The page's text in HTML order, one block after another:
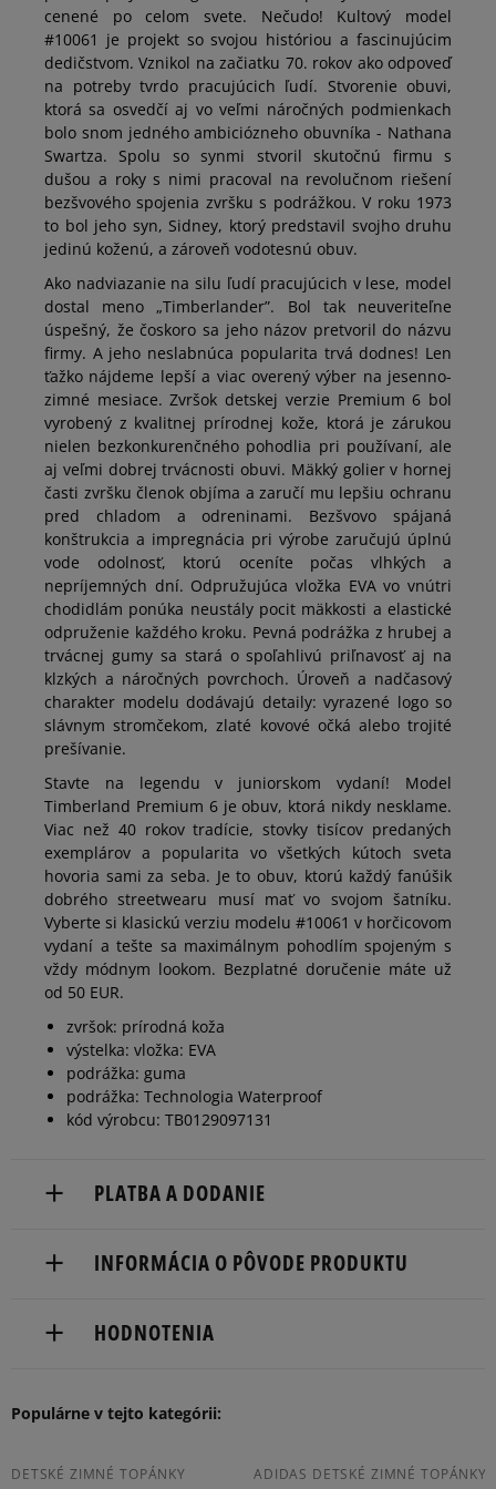
40 25 cm Informovať o dostupnosti
41 25,5 cm Informovať o dostupnosti
Rozmery v centimetroch pre značku Timberland sa vzťahujú
na dĺžku chodidla.
cenené po celom svete. Nečudo! Kultový model
#10061 je projekt so svojou históriou a fascinujúcim
dedičstvom. Vznikol na začiatku 70. rokov ako odpoveď
na potreby tvrdo pracujúcich ľudí. Stvorenie obuvi,
ktorá sa osvedčí aj vo veľmi náročných podmienkach
bolo snom jedného ambiciózneho obuvníka - Nathana
Swartza. Spolu so synmi stvoril skutočnú firmu s
dušou a roky s nimi pracoval na revolučnom riešení
bezšvového spojenia zvršku s podrážkou. V roku 1973
to bol jeho syn, Sidney, ktorý predstavil svojho druhu
jedinú koženú, a zároveň vodotesnú obuv.
Ako nadviazanie na silu ľudí pracujúcich v lese, model
dostal meno „Timberlander”. Bol tak neuveriteľne
úspešný, že čoskoro sa jeho názov pretvoril do názvu
firmy. A jeho neslabnúca popularita trvá dodnes! Len
ťažko nájdeme lepší a viac overený výber na jesenno-
zimné mesiace. Zvršok detskej verzie Premium 6 bol
vyrobený z kvalitnej prírodnej kože, ktorá je zárukou
nielen bezkonkurenčného pohodlia pri používaní, ale
aj veľmi dobrej trvácnosti obuvi. Mäkký golier v hornej
časti zvršku členok objíma a zaručí mu lepšiu ochranu
pred chladom a odreninami. Bezšvovo spájaná
konštrukcia a impregnácia pri výrobe zaručujú úplnú
vode odolnosť, ktorú oceníte počas vlhkých a
nepríjemných dní. Odpružujúca vložka EVA vo vnútri
chodidlám ponúka neustály pocit mäkkosti a elastické
odpruženie každého kroku. Pevná podrážka z hrubej a
trvácnej gumy sa stará o spoľahlivú priľnavosť aj na
klzkých a náročných povrchoch. Úroveň a nadčasový
charakter modelu dodávajú detaily: vyrazené logo so
slávnym stromčekom, zlaté kovové očká alebo trojité
prešívanie.
Stavte na legendu v juniorskom vydaní! Model
Timberland Premium 6 je obuv, ktorá nikdy nesklame.
Viac než 40 rokov tradície, stovky tisícov predaných
exemplárov a popularita vo všetkých kútoch sveta
hovoria sami za seba. Je to obuv, ktorú každý fanúšik
dobrého streetwearu musí mať vo svojom šatníku.
Vyberte si klasickú verziu modelu #10061 v horčicovom
vydaní a tešte sa maximálnym pohodlím spojeným s
vždy módnym lookom. Bezplatné doručenie máte už
od 50 EUR.
zvršok: prírodná koža
výstelka: vložka: EVA
podrážka: guma
podrážka: Technologia Waterproof
kód výrobcu: TB0129097131
PLATBA A DODANIE
Dostupné spôsoby doručenia:
boxy: Z-BOX),
slovenská pošta - na adresu,
Dostupné spôsoby platby:
INFORMÁCIA O PÔVODE PRODUKTU
Darwin 8
31546547700
HODNOTENIA
5.0 4 1%
Populárne v tejto kategórii:
DETSKÉ ZIMNÉ TOPÁNKY ADIDAS DETSKÉ ZIMNÉ TOPÁNKY